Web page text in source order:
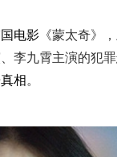
电影 《蒙太奇》
李九霄主演的犯
真相。